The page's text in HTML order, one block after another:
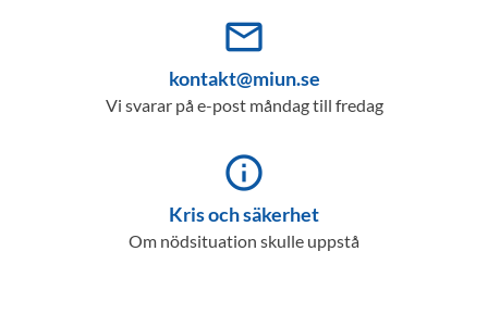
mail_outline
kontakt@miun.se
Vi svarar på e-post måndag till fredag
info_outline
Kris och säkerhet
Om nödsituation skulle uppstå